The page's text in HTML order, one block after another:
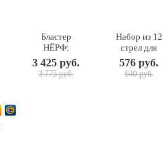
Бластер
НЁРФ:
Зомби
страйк -
Реврипер
3 425 руб.
3 775 руб.
Набор из 12
стрел для
бластера
Нёрф Зомби
Страйк
576 руб.
640 руб.